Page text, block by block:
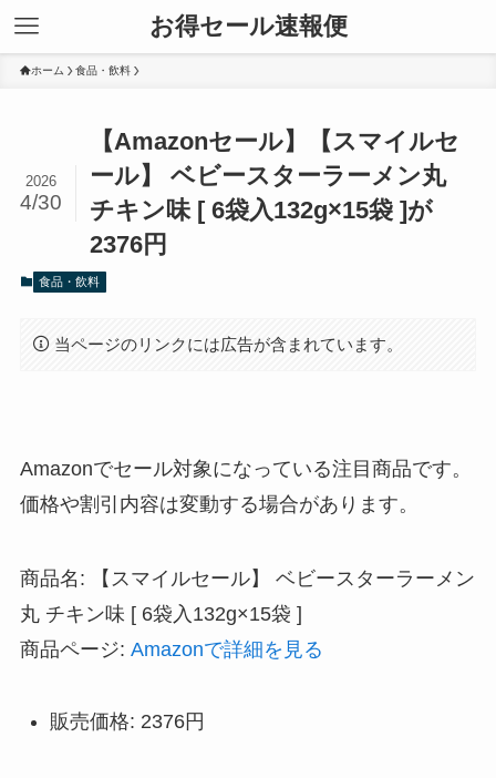
お得セール速報便
ホーム 食品・飲料
【Amazonセール】【スマイルセ
ール】 ベビースターラーメン丸
チキン味 [ 6袋入132g×15袋 ]が
2376円
2026
4/30
食品・飲料
当ページのリンクには広告が含まれています。
Amazonでセール対象になっている注目商品です。
価格や割引内容は変動する場合があります。
商品名: 【スマイルセール】 ベビースターラーメン
丸 チキン味 [ 6袋入132g×15袋 ]
商品ページ: Amazonで詳細を見る
販売価格: 2376円